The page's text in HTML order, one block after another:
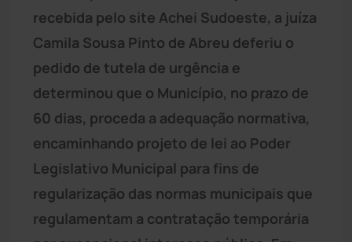
recebida pelo site Achei Sudoeste, a juíza
Camila Sousa Pinto de Abreu deferiu o
pedido de tutela de urgência e
determinou que o Município, no prazo de
60 dias, proceda a adequação normativa,
encaminhando projeto de lei ao Poder
Legislativo Municipal para fins de
regularização das normas municipais que
regulamentam a contratação temporária